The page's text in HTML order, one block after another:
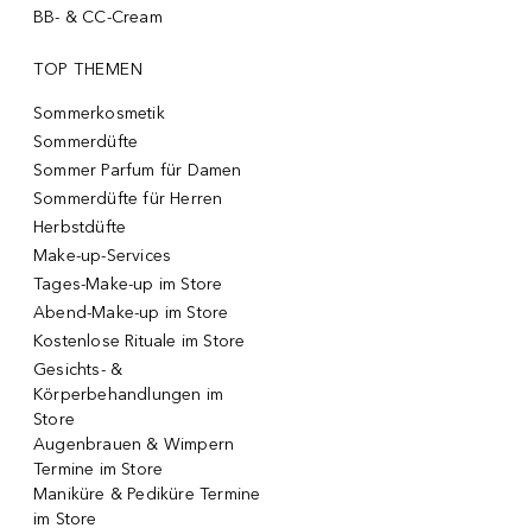
BB- & CC-Cream
TOP THEMEN
Sommerkosmetik
Sommerdüfte
Sommer Parfum für Damen
Sommerdüfte für Herren
Herbstdüfte
Make-up-Services
Tages-Make-up im Store
Abend-Make-up im Store
Kostenlose Rituale im Store
Gesichts- &
Körperbehandlungen im
Store
Augenbrauen & Wimpern
Termine im Store
Maniküre & Pediküre Termine
im Store